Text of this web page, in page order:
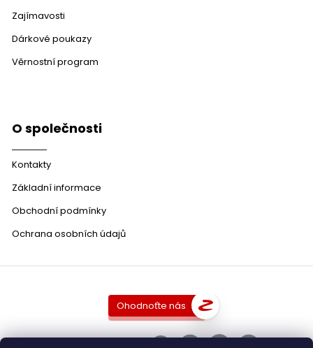
Zajímavosti
Dárkové poukazy
Věrnostní program
O společnosti
Kontakty
Základní informace
Obchodní podmínky
Ochrana osobních údajů
Ohodnoťte nás